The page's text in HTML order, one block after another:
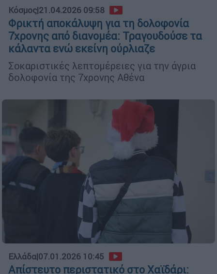
Κόσμος|21.04.2026 09:58
Φρικτή αποκάλυψη για τη δολοφονία
7χρονης από διανομέα: Τραγουδούσε τα
κάλαντα ενώ εκείνη ούρλιαζε
Σοκαριστικές λεπτομέρειες για την άγρια
δολοφονία της 7χρονης Αθένα
Ελλάδα|07.01.2026 10:45
Απίστευτο περιστατικό στο Χαϊδάρι: